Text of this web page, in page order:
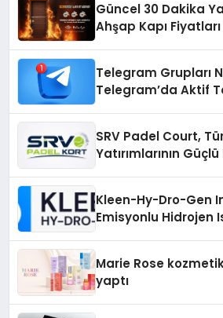
Güncel 30 Dakika
Ahşap Kapı Fiyatları
Telegram Grupları
Telegram’da Aktif
SRV Padel Court,
Yatırımlarının
Kleen-Hy-Dro-Gen
Emisyonlu Hidrojen
Marie Rose
yaptı